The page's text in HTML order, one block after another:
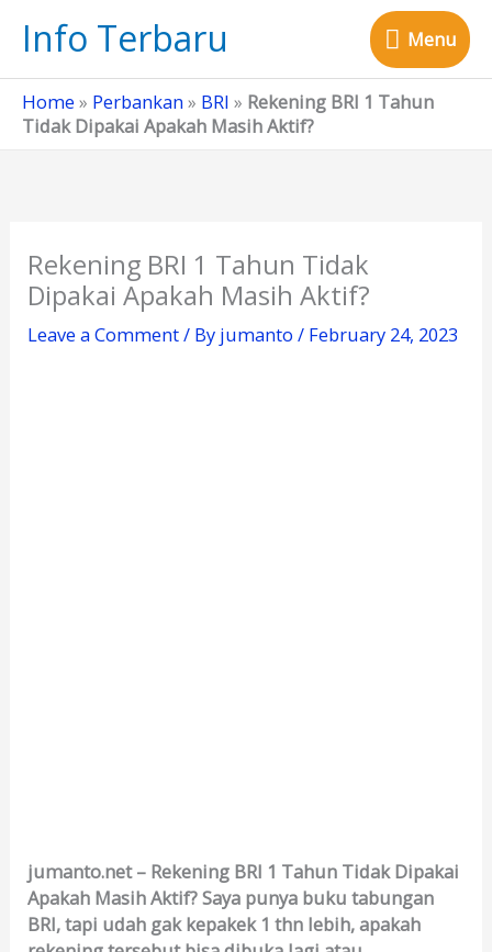
Info Terbaru Menu
Menu
Home » Perbankan» BRI » Rekening BRI 1 Tahun
Tidak Dipakai Apakah Masih Aktif?
Rekening BRI 1 Tahun Tidak
Dipakai Apakah Masih Aktif?
Leave a Comment/ By jumanto/ February 24, 2023
jumanto.net – Rekening BRI 1 Tahun Tidak Dipakai
Apakah Masih Aktif? Saya punya buku tabungan
BRI, tapi udah gak kepakek 1 thn lebih, apakah